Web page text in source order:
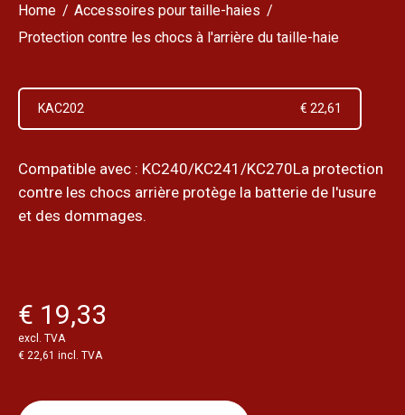
Home
Accessoires pour taille-haies
Protection contre les chocs à l'arrière du taille-haie
KAC202 € 22,61
Compatible avec : KC240/KC241/KC270La protection
contre les chocs arrière protège la batterie de l'usure
et des dommages.
€ 19,33
excl. TVA
€ 22,61 incl. TVA